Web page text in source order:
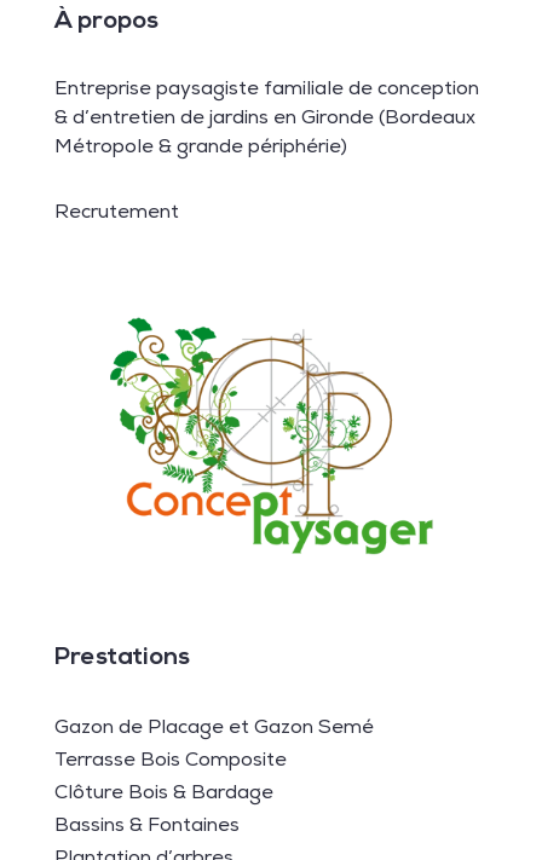
À propos
Entreprise paysagiste familiale de conception
& d’entretien de jardins en Gironde (Bordeaux
Métropole & grande périphérie)
Recrutement
Prestations
Gazon de Placage et Gazon Semé
Terrasse Bois Composite
Clôture Bois & Bardage
Bassins & Fontaines